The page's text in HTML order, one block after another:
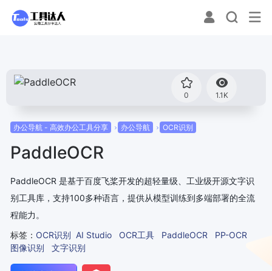
0 1.1K
办公导航 - 高效办公工具分享 办公导航 OCR识别
PaddleOCR
PaddleOCR 是基于百度飞桨开发的超轻量级、工业级开源文字识
别工具库，支持100多种语言，提供从模型训练到多端部署的全流
程能力。
标签： OCR识别 AI Studio OCR工具 PaddleOCR
PP-OCR
图像识别
文字识别